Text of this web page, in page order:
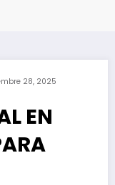
28, 2025
EN